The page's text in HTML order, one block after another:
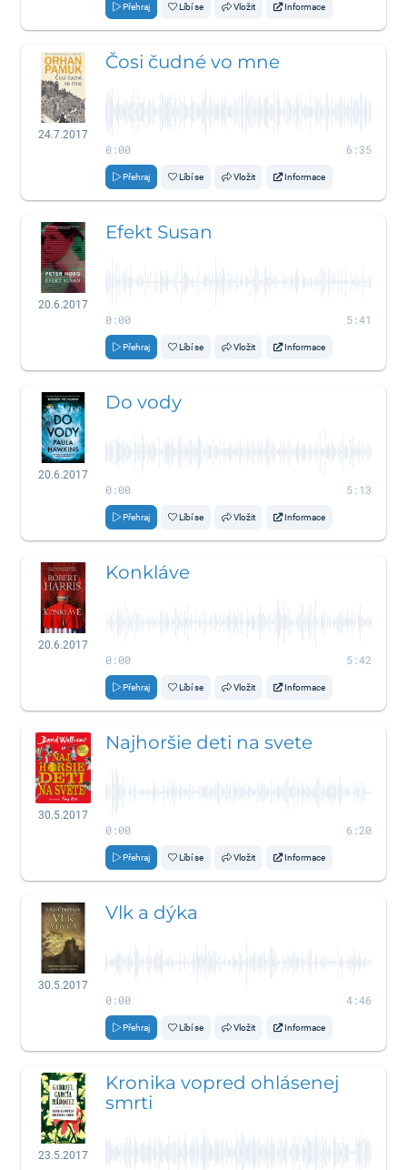
Přehraj Líbí se Vložit Informace
24.7.2017
Čosi čudné vo mne
0:00 6:35
Přehraj Líbí se Vložit Informace
20.6.2017
Efekt Susan
0:00 5:41
Přehraj Líbí se Vložit Informace
20.6.2017
Do vody
0:00 5:13
Přehraj Líbí se Vložit Informace
20.6.2017
Konkláve
0:00 5:42
Přehraj Líbí se Vložit Informace
30.5.2017
Najhoršie deti na svete
0:00 6:20
Přehraj Líbí se Vložit Informace
30.5.2017
Vlk a dýka
0:00 4:46
Přehraj Líbí se Vložit Informace
23.5.2017
Kronika vopred ohlásenej
smrti